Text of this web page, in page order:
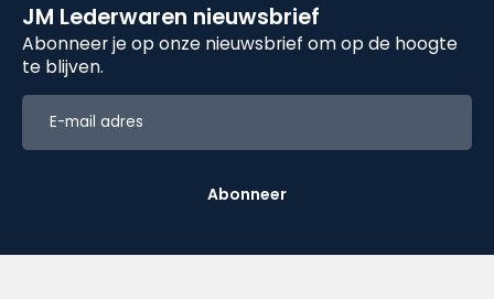
JM Lederwaren nieuwsbrief
Abonneer je op onze nieuwsbrief om op de hoogte
te blijven.
Abonneer